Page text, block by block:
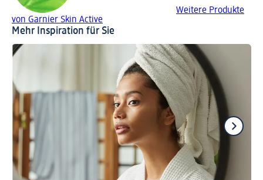
Weitere Produkte
von Garnier Skin Active
Mehr Inspiration für Sie